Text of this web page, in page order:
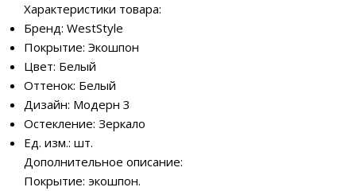
Характеристики товара:
Бренд: WestStyle
Покрытие: Экошпон
Цвет: Белый
Оттенок: Белый
Дизайн: Модерн 3
Остекление: Зеркало
Ед. изм.: шт.
Дополнительное описание:
Покрытие: экошпон.